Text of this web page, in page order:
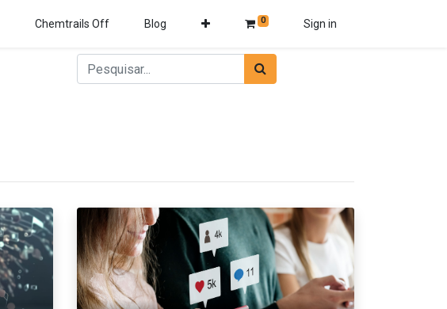
Chemtrails Off Blog 0 Sign in